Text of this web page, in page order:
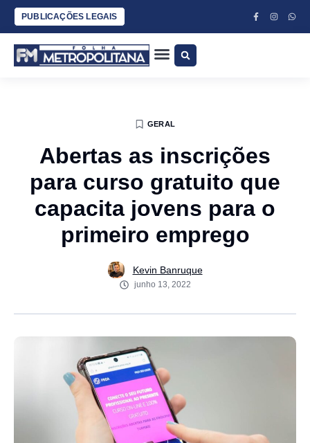
PUBLICAÇÕES LEGAIS
GERAL
Abertas as inscrições
para curso gratuito que
capacita jovens para o
primeiro emprego
Kevin Banruque
junho 13, 2022